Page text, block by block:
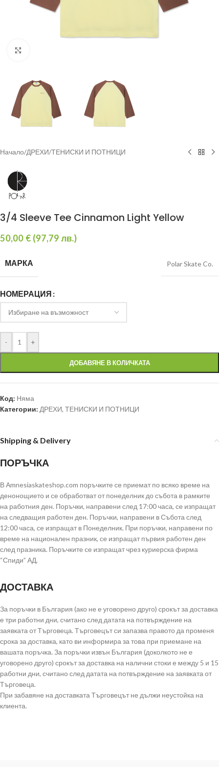
Начало/ДРЕХИ/ТЕНИСКИ И ПОТНИЦИ
3/4 Sleeve Tee Cinnamon Light Yellow
50,00 € (97,79 лв.)
МАРКА Polar Skate Co.
НОМЕРАЦИЯ
- +
ДОБАВЯНЕ В КОЛИЧКАТА
Код: Няма
Категории: ДРЕХИ, ТЕНИСКИ И ПОТНИЦИ
Shipping & Delivery
ПОРЪЧКА
В Аmnesiaskateshop.com поръчките се приемат по всяко време на
денонощието и се обработват от понеделник до събота в рамките
на работния ден. Поръчки, направени след 17:00 часа, се изпращат
на следващия работен ден. Поръчки, направени в Събота след
12:00 часа, се изпращат в Понеделник. При поръчки, направени по
време на национален празник, се изпращат първия работен ден
след празника. Поръчките се изпращат чрез куриерска фирма
“Спиди” АД.
ДОСТАВКА
За поръчки в България (ако не е уговорено друго) срокът за доставка
е три работни дни, считано след датата на потвърждение на
заявката от Търговеца. Търговецът си запазва правото да променя
срока за доставка, като ви информира за това при приемане на
вашата поръчка. За поръчки извън България (доколкото не е
уговорено друго) срокът за доставка на налични стоки е между 5 и 15
работни дни, считано след датата на потвърждение на заявката от
Търговеца.
При забавяне на доставката Търговецът не дължи неустойка на
клиента.